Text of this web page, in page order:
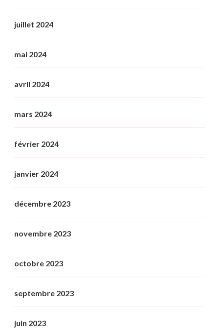
juillet 2024
mai 2024
avril 2024
mars 2024
février 2024
janvier 2024
décembre 2023
novembre 2023
octobre 2023
septembre 2023
juin 2023